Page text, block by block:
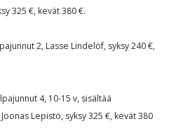
325 €, kevät 380 €.
2, Lasse Lindelöf, syksy 240 €,
4, 10-15 v, sisältää
Lepistö, syksy 325 €, kevät 380